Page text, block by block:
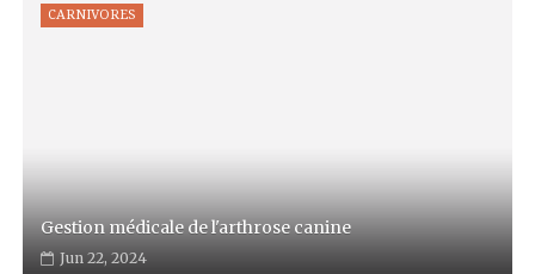
CARNIVORES
Gestion médicale de l'arthrose canine
Jun 22, 2024